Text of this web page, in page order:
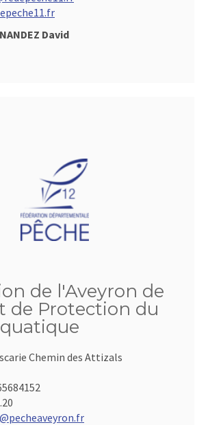
David
de l'Aveyron de
de Protection du
Chemin des Attizals